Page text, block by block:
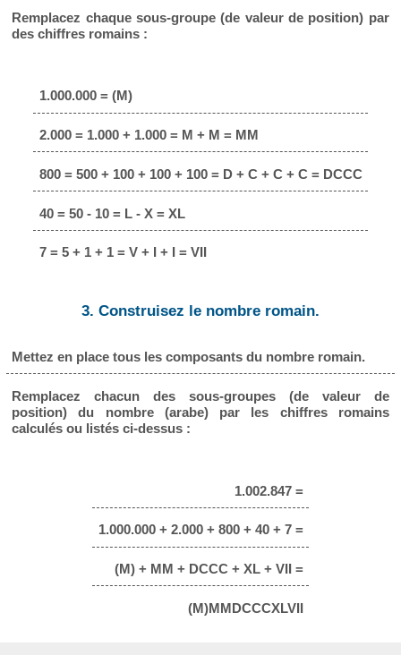
Remplacez chaque sous-groupe (de valeur de position) par
des chiffres romains :
1.000.000 = (M)
2.000 = 1.000 + 1.000 = M + M = MM
800 = 500 + 100 + 100 + 100 = D + C + C + C = DCCC
40 = 50 - 10 = L - X = XL
7 = 5 + 1 + 1 = V + I + I = VII
3. Construisez le nombre romain.
Mettez en place tous les composants du nombre romain.
Remplacez chacun des sous-groupes (de valeur de
position) du nombre (arabe) par les chiffres romains
calculés ou listés ci-dessus :
1.002.847 =
1.000.000 + 2.000 + 800 + 40 + 7 =
(M) + MM + DCCC + XL + VII =
(M)MMDCCCXLVII